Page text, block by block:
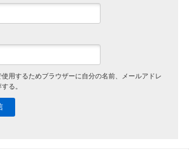
用するためブラウザーに自分の名前、メールアドレ
る。